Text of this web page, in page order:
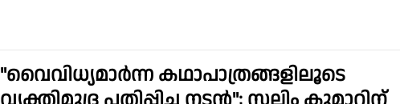
"വൈവിധ്യമാര്‍ന്ന കഥാപാത്രങ്ങളിലൂടെ